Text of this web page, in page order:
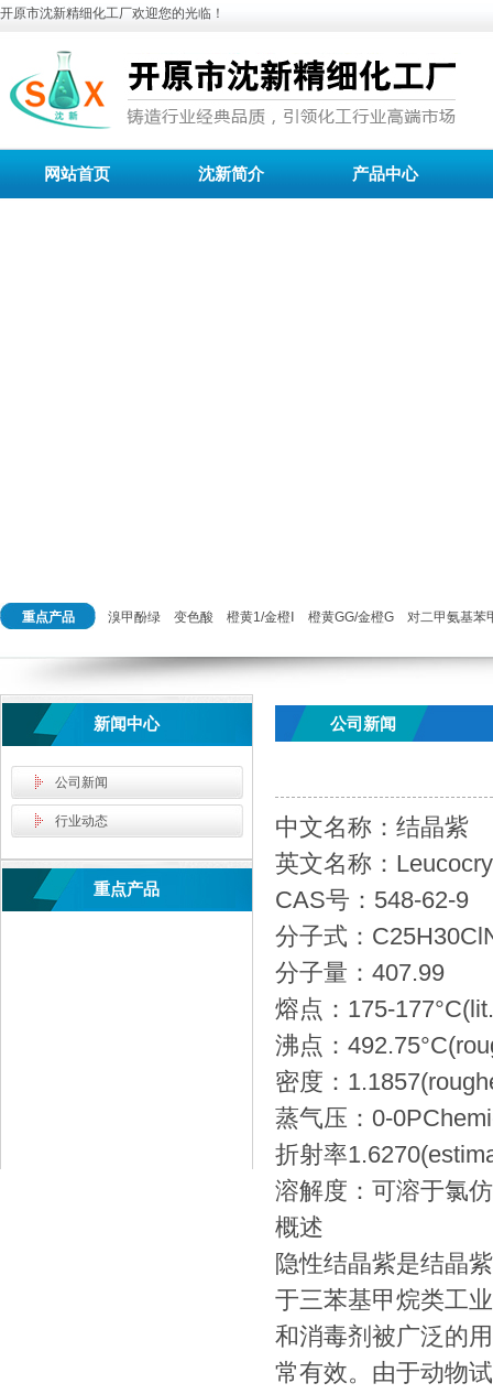
开原市沈新精细化工厂欢迎您的光临！
网站首页 沈新简介 产品中心
重点产品 溴甲酚绿 变色酸 橙黄1/金橙Ⅰ 橙黄GG/金橙G 对二甲氨基苯
新闻中心
公司新闻
行业动态
重点产品
公司新闻
中文名称：结晶紫
英文名称：
CAS号：548-62-9
分子式：
分子量：407.99
熔点：175-
沸点：
密度：
蒸气压：0-
折射率
溶解度：可溶于氯
概述
隐性结晶紫是结晶
于三苯基甲烷类工
和消毒剂被广泛的
常有效。由于动物